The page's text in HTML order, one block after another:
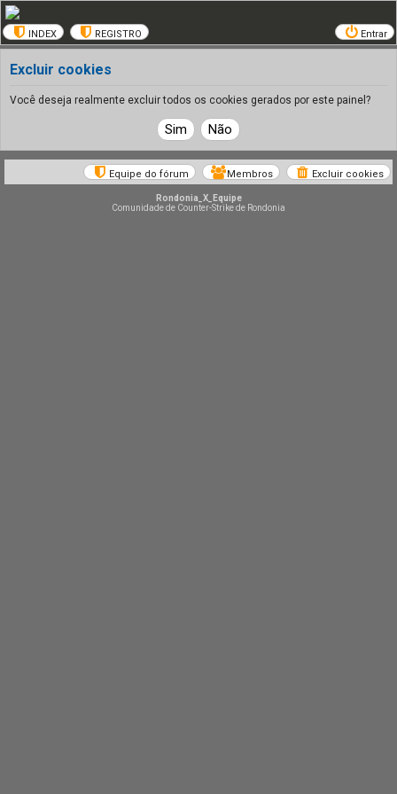
INDEX REGISTRO Entrar
Excluir cookies
Você deseja realmente excluir todos os cookies gerados por este painel?
Excluir cookies
Membros
Equipe do fórum
Rondonia_X_Equipe
Comunidade de Counter-Strike de Rondonia